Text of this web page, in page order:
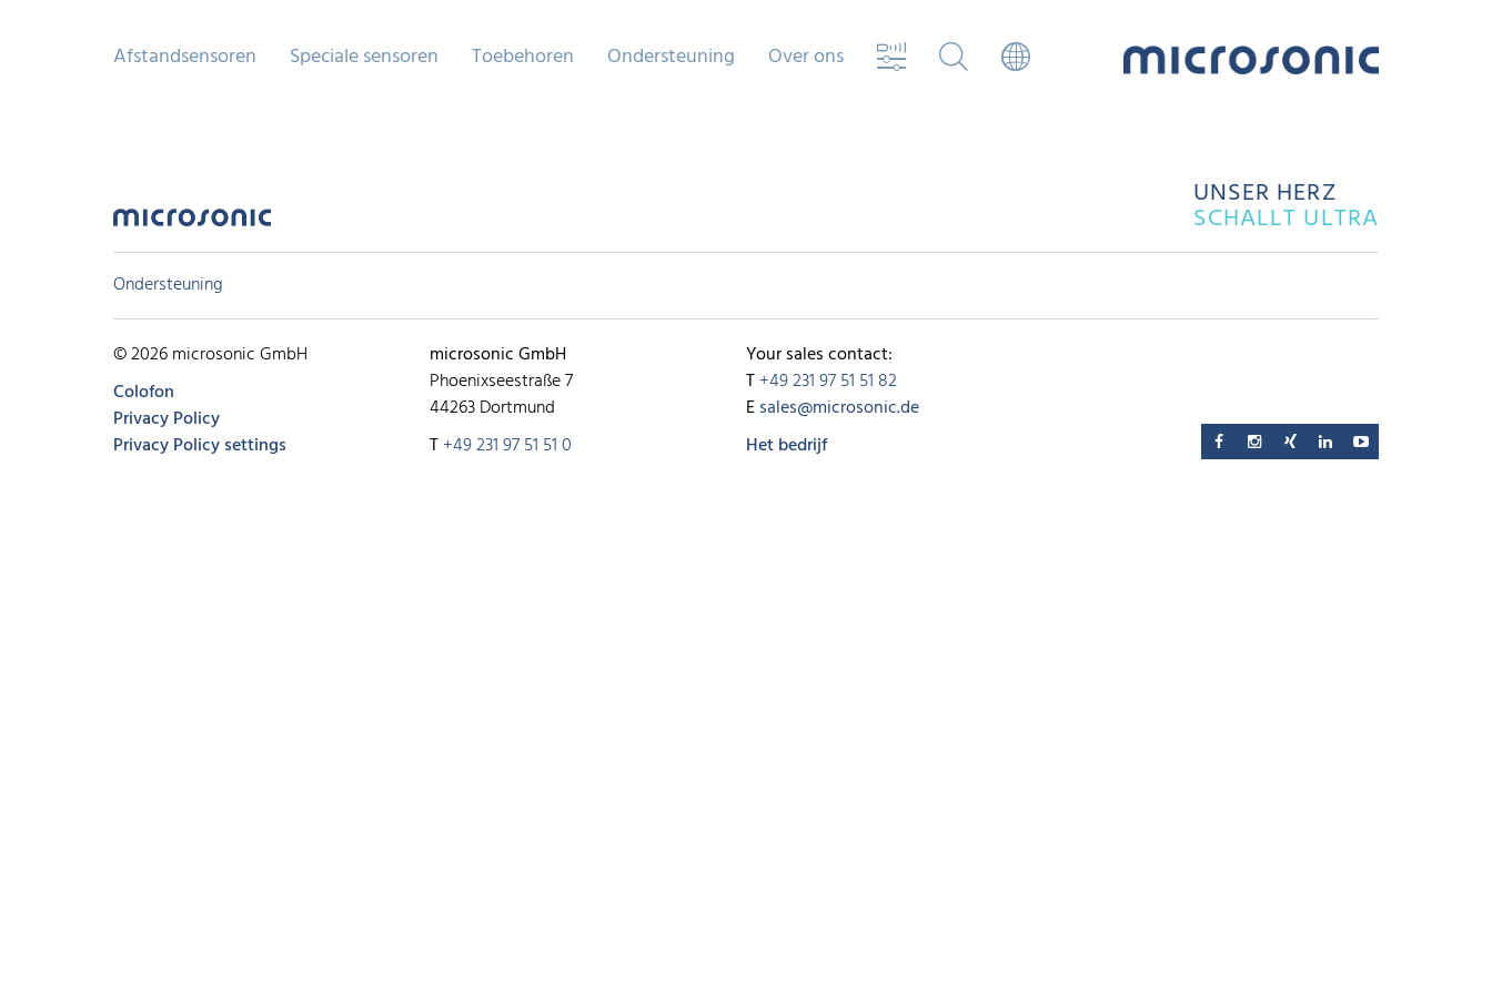
Afstandsensoren Speciale sensoren Toebehoren Ondersteuning Over ons
UNSER HERZ
SCHALLT ULTRA
Ondersteuning
© 2026 microsonic GmbH
Colofon
Privacy Policy
Privacy Policy settings
microsonic GmbH
Phoenixseestraße 7
44263 Dortmund
T+49 231 97 51 51 0
Your sales contact:
T+49 231 97 51 51 82
Esales@microsonic.de
Het bedrijf